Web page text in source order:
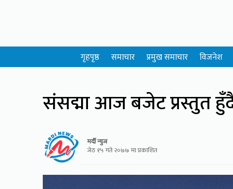
गृहपृष्ठ समाचार प्रमुख समाचार विजनेश
संसद्मा आज बजेट प्रस्तुत
मर्दी न्युज
जेठ १५ गते २०७७ मा प्रकाशित